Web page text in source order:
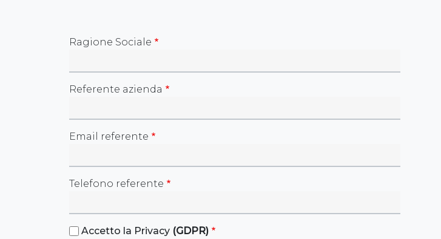
Ragione Sociale
Referente azienda
Email referente
Telefono referente
Accetto la Privacy (GDPR)